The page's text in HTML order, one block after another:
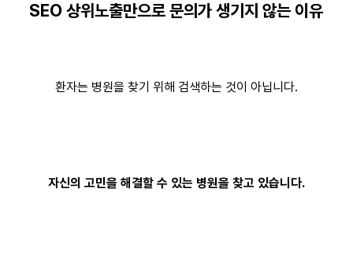
SEO 상위노출만으로 문의가 생기지 않는 이유
환자는 병원을 찾기 위해 검색하는 것이 아닙니다.
자신의 고민을 해결할 수 있는 병원을 찾고 있습니다.